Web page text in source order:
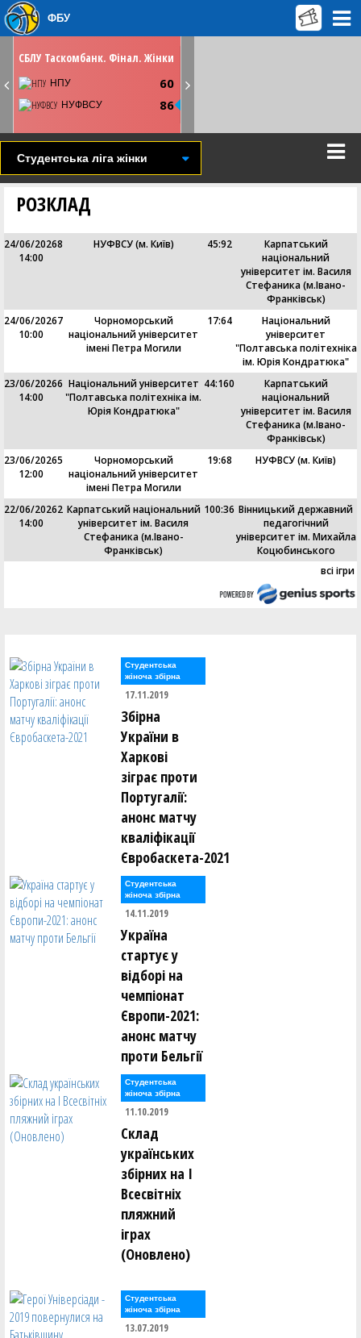
СБЛУ Таскомбанк. Фінал. Жінки
НПУ 60
НУФВСУ 86
ФБУ
Студентська ліга жінки
РОЗКЛАД
24/06/2026
14:00
8 НУФВСУ (м. Київ) 45:92
Карпатський
національний
університет ім. Василя
Стефаника (м.Івано-
Франківськ)
24/06/2026
10:00
7
Чорноморський
національний університет
імені Петра Могили
17:64
Національний
університет
"Полтавська політехніка
ім. Юрія Кондратюка"
23/06/2026
14:00
6 Національний університет
"Полтавська політехніка ім.
Юрія Кондратюка"
44:160
Карпатський
національний
університет ім. Василя
Стефаника (м.Івано-
Франківськ)
23/06/2026
12:00
5
Чорноморський
національний університет
імені Петра Могили
19:68 НУФВСУ (м. Київ)
22/06/2026
14:00
2 Карпатський національний
університет ім. Василя
Стефаника (м.Івано-
Франківськ)
100:36 Вінницький державний
педагогічний
університет ім. Михайла
Коцюбинського
всі ігри
Студентська
жіноча збірна
17.11.2019
Збірна
України в
Харкові
зіграє проти
Португалії:
анонс матчу
кваліфікації
Євробаскета-2021
Студентська
жіноча збірна
14.11.2019
Україна
стартує у
відборі на
чемпіонат
Європи-2021:
анонс матчу
проти Бельгії
Студентська
жіноча збірна
11.10.2019
Склад
українських
збірних на І
Всесвітніх
пляжний
іграх
(Оновлено)
Студентська
жіноча збірна
13.07.2019